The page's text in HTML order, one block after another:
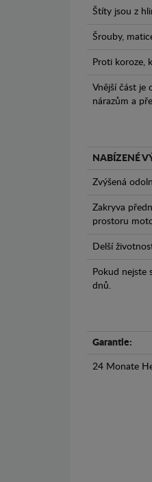
Štíty jsou z
Šrouby,
Proti koroze,
Vnější část je
nárazům a
NABÍZENÉ
Zvýšená
Zakryva
prostoru
Delší
Pokud nejste
dnů.
Garantie:
24 Monate